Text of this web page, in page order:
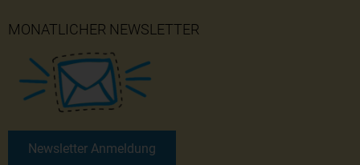
MONATLICHER NEWSLETTER
Newsletter Anmeldung